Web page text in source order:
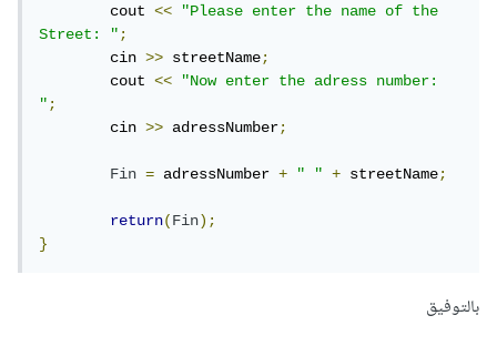
	cout
<<
"Please enter the name of the
Street: ";
	cin
>> streetName;
	cout
<<
"Now enter the adress number:
";
	cin
>> adressNumber;
Fin = adressNumber + " " + streetName;
return(Fin);
}
بالتوفيق